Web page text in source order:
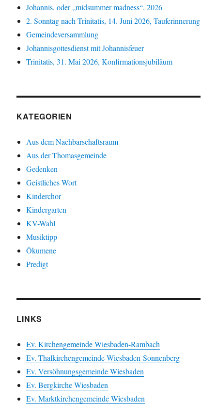
Johannis, oder „midsummer madness“, 2026
2. Sonntag nach Trinitatis, 14. Juni 2026, Tauferinnerung
Gemeindeversammlung
Johannisgottesdienst mit Johannisfeuer
Trinitatis, 31. Mai 2026, Konfirmationsjubiläum
KATEGORIEN
Aus dem Nachbarschaftsraum
Aus der Thomasgemeinde
Gedenken
Geistliches Wort
Kinderchor
Kindergarten
KV-Wahl
Musiktipp
Ökumene
Predigt
LINKS
Ev. Kirchengemeinde Wiesbaden-Rambach
Ev. Thalkirchengemeinde Wiesbaden-Sonnenberg
Ev. Versöhnungsgemeinde Wiesbaden
Ev. Bergkirche Wiesbaden
Ev. Marktkirchengemeinde Wiesbaden